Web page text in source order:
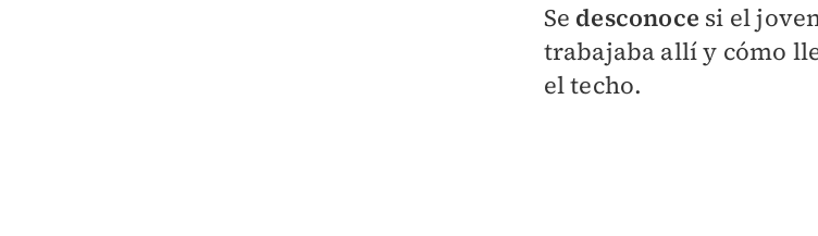
Se desconoce si el
trabajaba allí y cómo
el techo.